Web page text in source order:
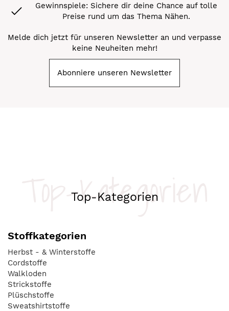
Gewinnspiele: Sichere dir deine Chance auf tolle
Preise rund um das Thema Nähen.
Melde dich jetzt für unseren Newsletter an und verpasse
keine Neuheiten mehr!
Abonniere unseren Newsletter
Top-Kategorien
Top-Kategorien
Stoffkategorien
Herbst - & Winterstoffe
Cordstoffe
Walkloden
Strickstoffe
Plüschstoffe
Sweatshirtstoffe